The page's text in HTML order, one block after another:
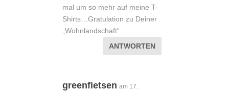
mal um so mehr auf meine T-
Shirts…Gratulation zu Deiner
„Wohnlandschaft“
ANTWORTEN
greenfietsen am 17.